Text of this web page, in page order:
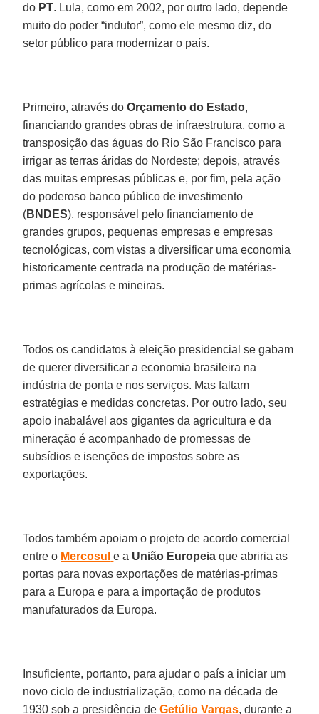
do PT. Lula, como em 2002, por outro lado, depende
muito do poder “indutor”, como ele mesmo diz, do
setor público para modernizar o país.
Primeiro, através doOrçamento do Estado,
financiando grandes obras de infraestrutura, como a
transposição das águas do Rio São Francisco para
irrigar as terras áridas do Nordeste; depois, através
das muitas empresas públicas e, por fim, pela ação
do poderoso banco público de investimento
(BNDES), responsável pelo financiamento de
grandes grupos, pequenas empresas e empresas
tecnológicas, com vistas a diversificar uma economia
historicamente centrada na produção de matérias-
primas agrícolas e mineiras.
Todos os candidatos à eleição presidencial se gabam
de querer diversificar a economia brasileira na
indústria de ponta e nos serviços. Mas faltam
estratégias e medidas concretas. Por outro lado, seu
apoio inabalável aos gigantes da agricultura e da
mineração é acompanhado de promessas de
subsídios e isenções de impostos sobre as
exportações.
Todos também apoiam o projeto de acordo comercial
entre o Mercosul e a União Europeia que abriria as
portas para novas exportações de matérias-primas
para a Europa e para a importação de produtos
manufaturados da Europa.
Insuficiente, portanto, para ajudar o país a iniciar um
novo ciclo de industrialização, como na década de
1930 sob a presidência deGetúlio Vargas, durante a